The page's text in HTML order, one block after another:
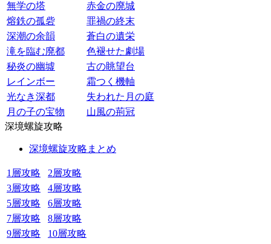
無学の塔
赤金の廃城
熔鉄の孤砦
罪禍の終末
深潮の余韻
蒼白の遺栄
滝を臨む廃都
色褪せた劇場
秘炎の幽墟
古の眺望台
レインボー
霜つく機軸
光なき深都
失われた月の庭
月の子の宝物
山風の荊冠
深境螺旋攻略
深境螺旋攻略まとめ
1層攻略
2層攻略
3層攻略
4層攻略
5層攻略
6層攻略
7層攻略
8層攻略
9層攻略
10層攻略